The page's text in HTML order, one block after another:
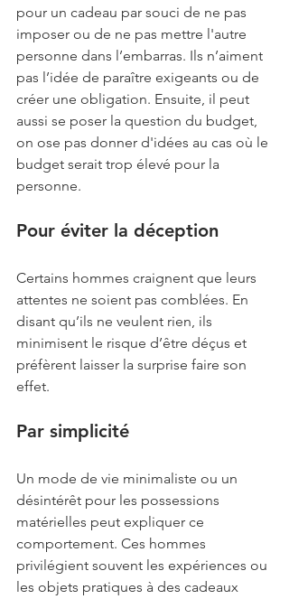
pour un cadeau par souci de ne pas
imposer ou de ne pas mettre l'autre
personne dans l’embarras. Ils n’aiment
pas l’idée de paraître exigeants ou de
créer une obligation. Ensuite, il peut
aussi se poser la question du budget,
on ose pas donner d'idées au cas où le
budget serait trop élevé pour la
personne.
Pour éviter la déception
Certains hommes craignent que leurs
attentes ne soient pas comblées. En
disant qu’ils ne veulent rien, ils
minimisent le risque d’être déçus et
préfèrent laisser la surprise faire son
effet.
Par simplicité
Un mode de vie minimaliste ou un
désintérêt pour les possessions
matérielles peut expliquer ce
comportement. Ces hommes
privilégient souvent les expériences ou
les objets pratiques à des cadeaux